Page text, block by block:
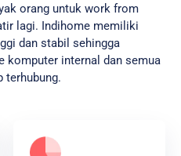
orang untuk work from
lagi. Indihome memiliki
dan stabil sehingga
komputer internal dan semua
terhubung.